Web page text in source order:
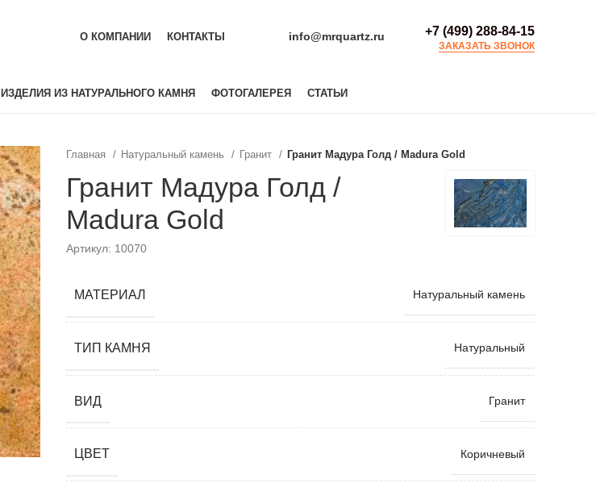
О КОМПАНИИ КОНТАКТЫ info@mrquartz.ru +7 (499) 288-84-15
ЗАКАЗАТЬ ЗВОНОК
Hanex
Grandex
Tristone
ИЗДЕЛИЯ ИЗ НАТУРАЛЬНОГО КАМНЯ ФОТОГАЛЕРЕЯ СТАТЬИ
Главная Натуральный камень Гранит Гранит Мадура Голд / Madura Gold
Гранит Мадура Голд /
Madura Gold
Артикул: 10070
МАТЕРИАЛ Натуральный камень
ТИП КАМНЯ Натуральный
ВИД Гранит
ЦВЕТ Коричневый